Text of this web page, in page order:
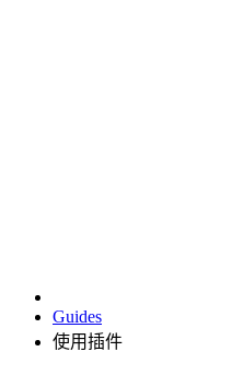
Guides
使用插件